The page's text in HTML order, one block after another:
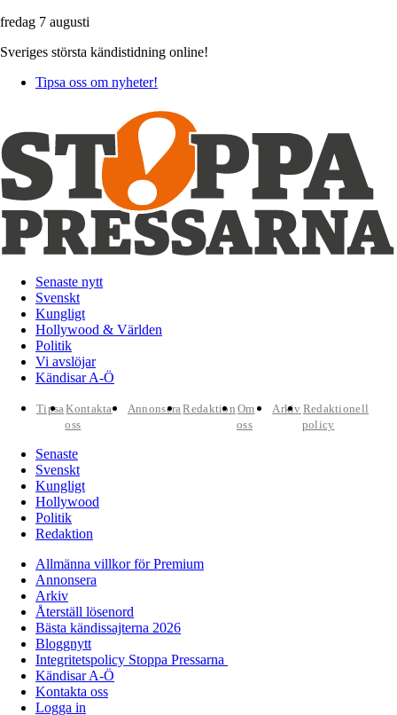
fredag 7 augusti
Sveriges största kändistidning online!
Tipsa oss om nyheter!
Senaste nytt
Svenskt
Kungligt
Hollywood & Världen
Politik
Vi avslöjar
Kändisar A-Ö
TipsaKontakta
oss
AnnonseraRedaktion Om
oss
Arkiv Redaktionell
policy
Senaste
Svenskt
Kungligt
Hollywood
Politik
Redaktion
Allmänna villkor för Premium
Annonsera
Arkiv
Återställ lösenord
Bästa kändissajterna 2026
Bloggnytt
Integritetspolicy Stoppa Pressarna
Kändisar A-Ö
Kontakta oss
Logga in